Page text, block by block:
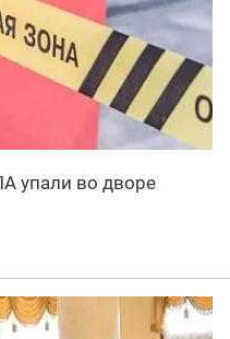
упали во дворе